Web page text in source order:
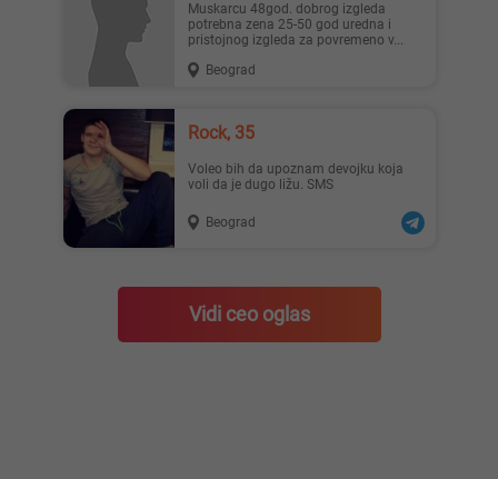
Muskarcu 48god. dobrog izgleda
potrebna zena 25-50 god uredna i
pristojnog izgleda za povremeno v...
Beograd
Rock, 35
Voleo bih da upoznam devojku koja
voli da je dugo ližu. SMS
Beograd
Vidi ceo oglas